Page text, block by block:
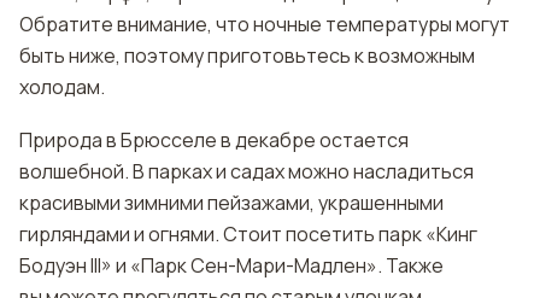
Обратите внимание, что ночные температуры могут
быть ниже, поэтому приготовьтесь к возможным
холодам.
Природа в Брюсселе в декабре остается
волшебной. В парках и садах можно насладиться
красивыми зимними пейзажами, украшенными
гирляндами и огнями. Стоит посетить парк «Кинг
Бодуэн III» и «Парк Сен-Мари-Мадлен». Также